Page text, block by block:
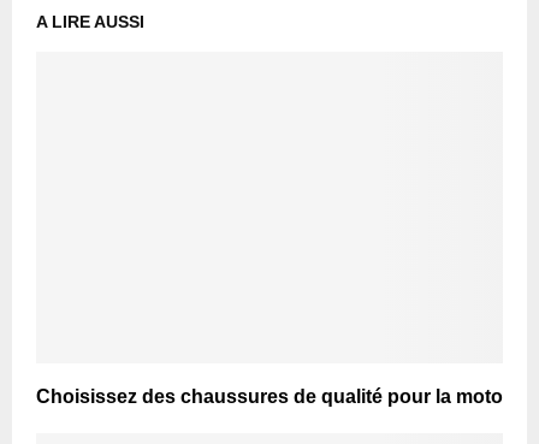
A LIRE AUSSI
Choisissez des chaussures de qualité pour la moto